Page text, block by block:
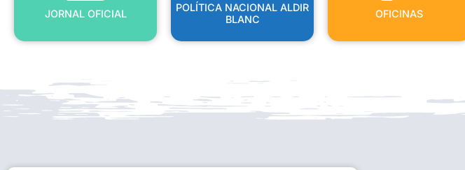
JORNAL OFICIAL
POLÍTICA NACIONAL ALDIR
BLANC
OFICINAS